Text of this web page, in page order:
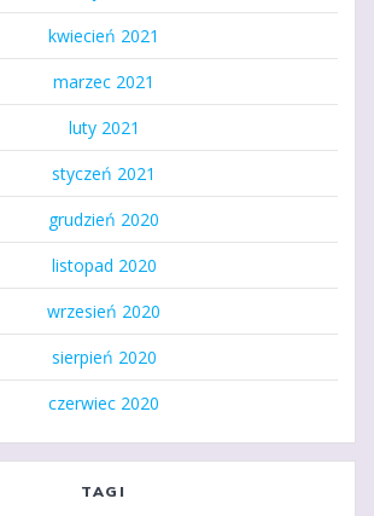
kwiecień 2021
marzec 2021
luty 2021
styczeń 2021
grudzień 2020
listopad 2020
wrzesień 2020
sierpień 2020
czerwiec 2020
TAGI